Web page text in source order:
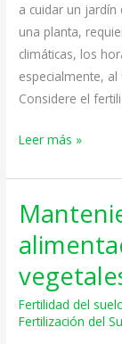
a cuidar un jardín
una planta,
climáticas, los
especialmente,
Considere el
Potenciar
el
Crecimiento
de
Cultivos
Leer más »
Fertilidad del
Fertilización del
Manteniendo
Plantas
bien
alimentadas
con